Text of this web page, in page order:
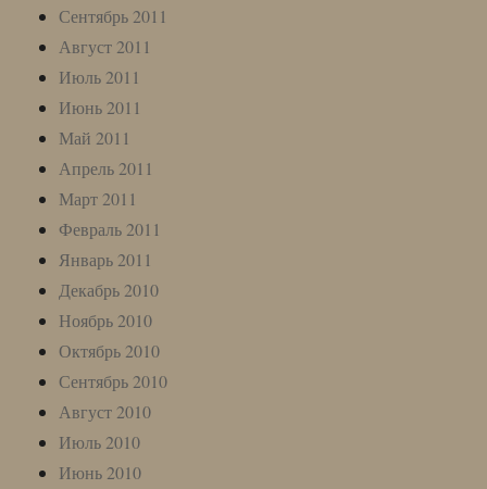
Сентябрь 2011
Август 2011
Июль 2011
Июнь 2011
Май 2011
Апрель 2011
Март 2011
Февраль 2011
Январь 2011
Декабрь 2010
Ноябрь 2010
Октябрь 2010
Сентябрь 2010
Август 2010
Июль 2010
Июнь 2010